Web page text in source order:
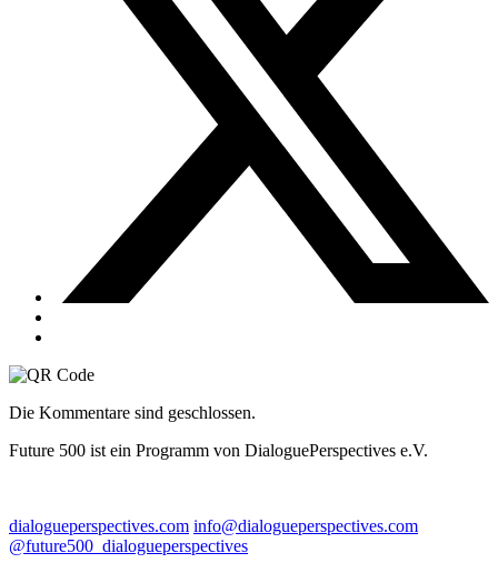
Die Kommentare sind geschlossen.
Future 500 ist ein Programm von DialoguePerspectives e.V.
dialogueperspectives.com info@dialogueperspectives.com
@future500_dialogueperspectives